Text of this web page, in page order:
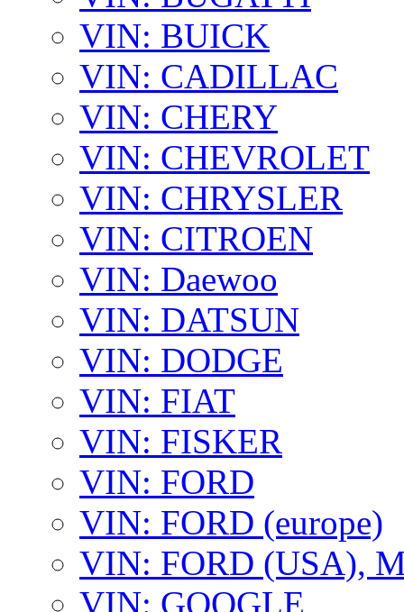
VIN: BUICK
VIN: CADILLAC
VIN: CHERY
VIN: CHEVROLET
VIN: CHRYSLER
VIN: CITROEN
VIN: Daewoo
VIN: DATSUN
VIN: DODGE
VIN: FIAT
VIN: FISKER
VIN: FORD
VIN: FORD (europe)
VIN: FORD (USA),
VIN: GOOGLE